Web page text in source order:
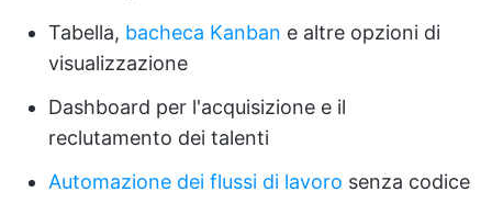
Tabella, bacheca Kanban e altre opzioni di
visualizzazione
Dashboard per l'acquisizione e il
reclutamento dei talenti
Automazione dei flussi di lavoro senza codice